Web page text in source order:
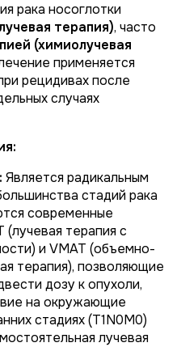
рака носоглотки
терапия), часто
(химиолучевая
применяется
рецидивах после
случаях
Является радикальным
стадий рака
современные
(лучевая терапия с
и VMAT (объемно-
терапия), позволяющие
дозу к опухоли,
на окружающие
стадиях (T1N0M0)
лучевая